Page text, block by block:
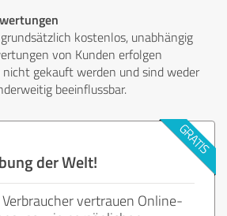
kostenlos, unabhängig
von Kunden erfolgen
gekauft werden und sind weder
beeinflussbar.
der Welt!
vertrauen Online-